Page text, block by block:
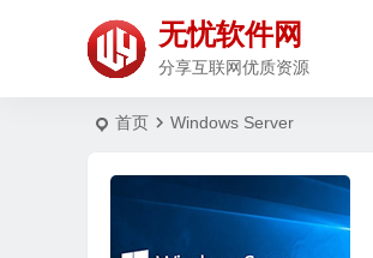
无忧软件网
分享互联网优质资源
首页 Windows Server